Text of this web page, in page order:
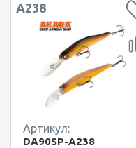
А238
Артикул:
DA90SP-A238